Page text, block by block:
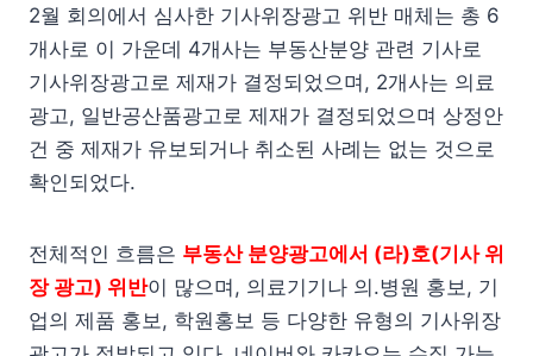
2월 회의에서 심사한 기사위장광고 위반 매체는 총 6
개사로 이 가운데 4개사는 부동산분양 관련 기사로
기사위장광고로 제재가 결정되었으며, 2개사는 의료
광고, 일반공산품광고로 제재가 결정되었으며 상정안
건 중 제재가 유보되거나 취소된 사례는 없는 것으로
확인되었다.
전체적인 흐름은 부동산 분양광고에서 (라)호(기사 위
장 광고) 위반이 많으며, 의료기기나 의.병원 홍보, 기
업의 제품 홍보, 학원홍보 등 다양한 유형의 기사위장